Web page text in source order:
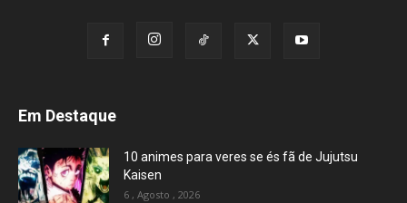
Em Destaque
10 animes para veres se és fã de Jujutsu
Kaisen
6 , Agosto , 2026